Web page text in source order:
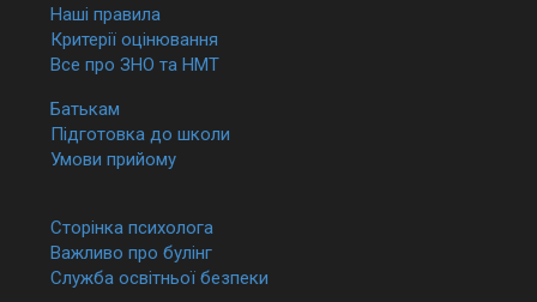
Наші правила
Критерії оцінювання
Все про ЗНО та НМТ
Батькам
Підготовка до школи
Умови прийому
Сторінка психолога
Важливо про булінг
Служба освітньої безпеки